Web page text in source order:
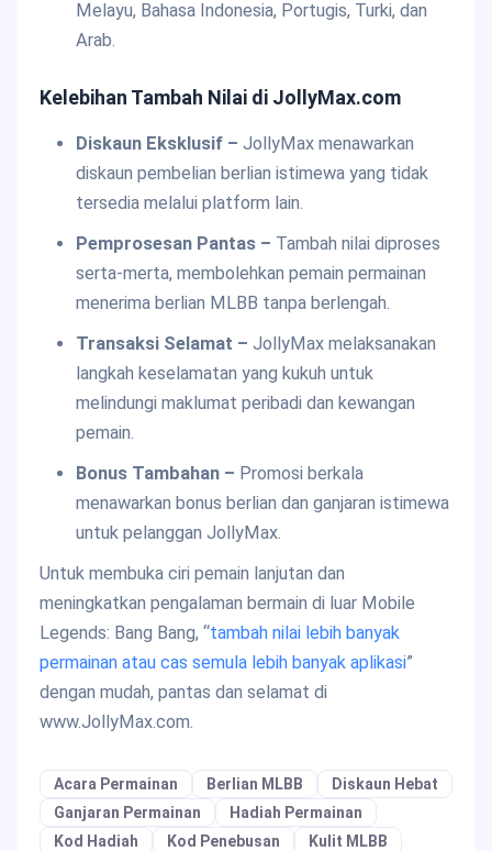
Melayu, Bahasa Indonesia, Portugis, Turki, dan
Arab.
Kelebihan Tambah Nilai di JollyMax.com
Diskaun Eksklusif – JollyMax menawarkan
diskaun pembelian berlian istimewa yang tidak
tersedia melalui platform lain.
Pemprosesan Pantas – Tambah nilai diproses
serta-merta, membolehkan pemain permainan
menerima berlian MLBB tanpa berlengah.
Transaksi Selamat – JollyMax melaksanakan
langkah keselamatan yang kukuh untuk
melindungi maklumat peribadi dan kewangan
pemain.
Bonus Tambahan – Promosi berkala
menawarkan bonus berlian dan ganjaran istimewa
untuk pelanggan JollyMax.
Untuk membuka ciri pemain lanjutan dan
meningkatkan pengalaman bermain di luar Mobile
Legends: Bang Bang, “tambah nilai lebih banyak
permainan atau cas semula lebih banyak aplikasi”
dengan mudah, pantas dan selamat di
www.JollyMax.com.
Acara Permainan Berlian MLBB
Diskaun Hebat
Ganjaran Permainan
Hadiah Permainan
Kod Hadiah
Kod Penebusan
Kulit MLBB